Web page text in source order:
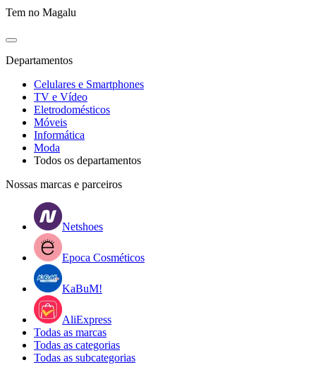
Tem no Magalu
Departamentos
Celulares e Smartphones
TV e Vídeo
Eletrodomésticos
Móveis
Informática
Moda
Todos os departamentos
Nossas marcas e parceiros
Netshoes
Epoca Cosméticos
KaBuM!
AliExpress
Todas as marcas
Todas as categorias
Todas as subcategorias